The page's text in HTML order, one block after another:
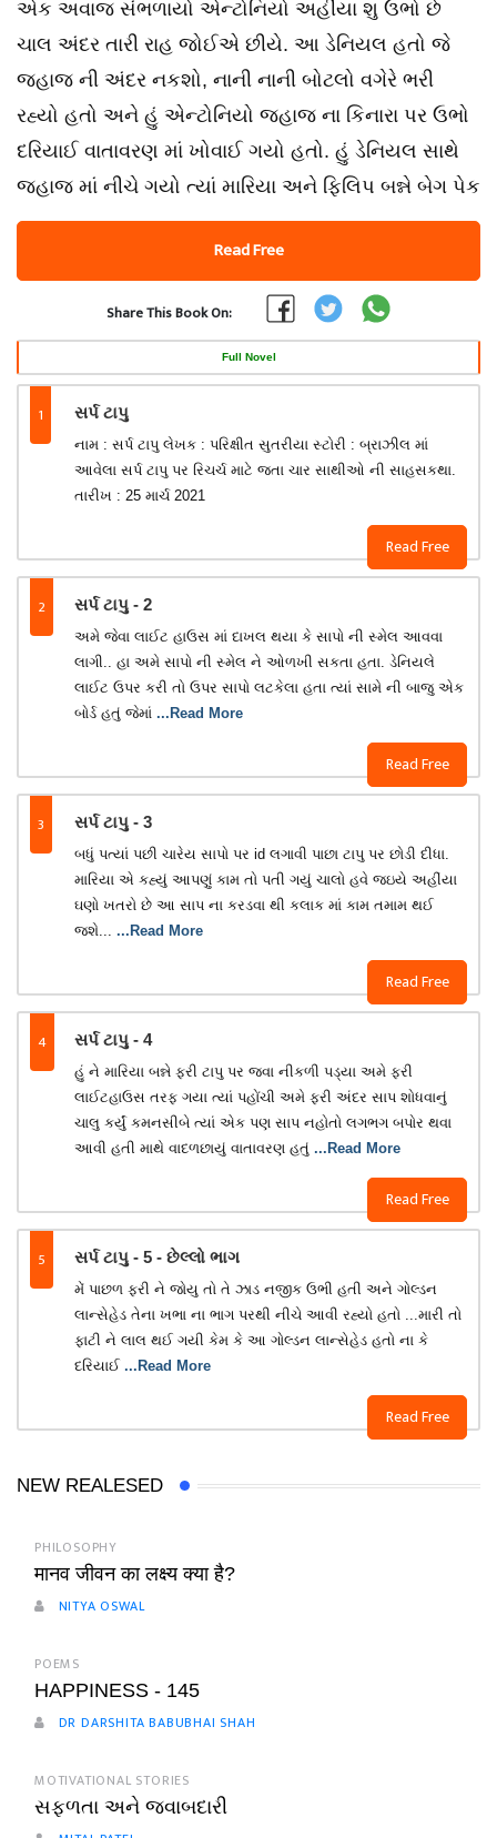
એક અવાજ સંભળાયો એન્ટોનિયો અહીંયા શુ ઉભો છે
ચાલ અંદર તારી રાહ જોઈએ છીયે. આ ડેનિયલ હતો જે
જહાજ ની અંદર નકશો, નાની નાની બોટલો વગેરે ભરી
રહ્યો હતો અને હું એન્ટોનિયો જહાજ ના કિનારા પર ઉભો
દરિયાઈ વાતાવરણ માં ખોવાઈ ગયો હતો. હું ડેનિયલ સાથે
જહાજ માં નીચે ગયો ત્યાં મારિયા અને ફિલિપ બન્ને બેગ પેક
Read Free
Share This Book On:
Full Novel
1 સર્પ ટાપુ
Read Free
નામ : સર્પ ટાપુ લેખક : પરિક્ષીત સુતરીયા સ્ટોરી : બ્રાઝીલ માં
આવેલા સર્પ ટાપુ પર રિચર્ચ માટે જતા ચાર સાથીઓ ની સાહસકથા.
તારીખ : 25 માર્ચ 2021
2 સર્પ ટાપુ - 2
Read Free
અમે જેવા લાઈટ હાઉસ માં દાખલ થયા કે સાપો ની સ્મેલ આવવા
લાગી.. હા અમે સાપો ની સ્મેલ ને ઓળખી સકતા હતા. ડેનિયલે
લાઈટ ઉપર કરી તો ઉપર સાપો લટકેલા હતા ત્યાં સામે ની બાજુ એક
બોર્ડ હતું જેમાં ...Read More
3 સર્પ ટાપુ - 3
Read Free
બધું પત્યાં પછી ચારેય સાપો પર id લગાવી પાછા ટાપુ પર છોડી દીધા.
મારિયા એ કહ્યું આપણું કામ તો પતી ગયું ચાલો હવે જઇયે અહીંયા
ઘણો ખતરો છે આ સાપ ના કરડવા થી કલાક માં કામ તમામ થઈ
જશે... ...Read More
4 સર્પ ટાપુ - 4
Read Free
હું ને મારિયા બન્ને ફરી ટાપુ પર જવા નીકળી પડ્યા અમે ફરી
લાઈટહાઉસ તરફ ગયા ત્યાં પહોંચી અમે ફરી અંદર સાપ શોધવાનું
ચાલુ કર્યું કમનસીબે ત્યાં એક પણ સાપ નહોતો લગભગ બપોર થવા
આવી હતી માથે વાદળછાયું વાતાવરણ હતું ...Read More
5 સર્પ ટાપુ - 5 - છેલ્લો ભાગ
Read Free
મેં પાછળ ફરી ને જોયુ તો તે ઝાડ નજીક ઉભી હતી અને ગોલ્ડન
લાન્સેહેડ તેના ખભા ના ભાગ પરથી નીચે આવી રહ્યો હતો ...મારી તો
ફાટી ને લાલ થઈ ગયી કેમ કે આ ગોલ્ડન લાન્સેહેડ હતો ના કે
દરિયાઈ ...Read More
NEW REALESED
PHILOSOPHY
मानव जीवन का लक्ष्य क्या है?
NITYA OSWAL
POEMS
HAPPINESS - 145
DR DARSHITA BABUBHAI SHAH
MOTIVATIONAL STORIES
સફળતા અને જવાબદારી